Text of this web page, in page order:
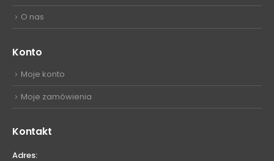
Moje konto
Moje zamówienia
ElectricMobility Sp. z o.o.